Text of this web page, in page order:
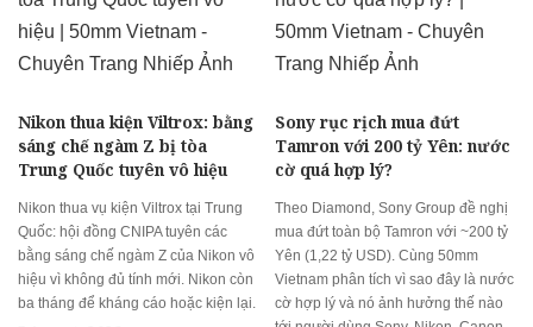
Nikon thua kiện Viltrox: bằng
sáng chế ngàm Z bị tòa
Trung Quốc tuyên vô hiệu
Nikon thua vụ kiện Viltrox tại Trung
Quốc: hội đồng CNIPA tuyên các
bằng sáng chế ngàm Z của Nikon vô
hiệu vì không đủ tính mới. Nikon còn
ba tháng để kháng cáo hoặc kiện lại.
Sony rục rịch mua đứt
Tamron với 200 tỷ Yên: nước
cờ quá hợp lý?
Theo Diamond, Sony Group đề nghị
mua đứt toàn bộ Tamron với ~200 tỷ
Yên (1,22 tỷ USD). Cùng 50mm
Vietnam phân tích vì sao đây là nước
cờ hợp lý và nó ảnh hưởng thế nào